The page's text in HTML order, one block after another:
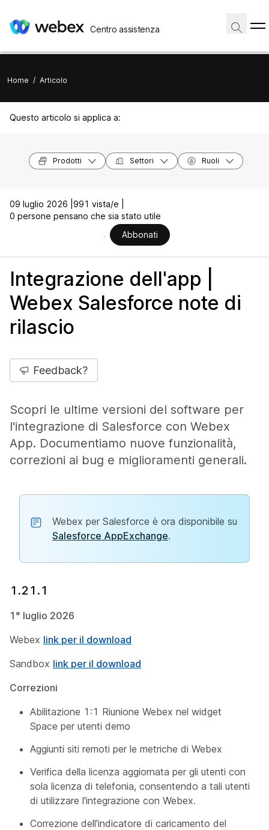
Centro assistenza
Home / Articolo
Questo articolo si applica a:
Prodotti Settori Ruoli
09 luglio 2026 | 991 vista/e |
0 persone pensano che sia stato utile
Abbonati
Integrazione dell'app |
Webex Salesforce note di
rilascio
Feedback?
Scopri le ultime versioni del software per
l'integrazione di Salesforce con Webex
App. Documentiamo nuove funzionalità,
correzioni ai bug e miglioramenti generali.
Webex per Salesforce è ora disponibile su
Salesforce AppExchange.
1.21.1
1° luglio 2026
Webex link per il download
Sandbox link per il download
Correzioni
Abilitazione 1:1 Riunione Webex nel widget
Space per utenti demo
Aggiunti siti remoti per le metriche di Webex
Verifica della licenza aggiornata per gli utenti con
sola licenza di telefonia, consentendo a tali utenti
di utilizzare l'integrazione con Webex.
Correzione dell'indicatore di caricamento del